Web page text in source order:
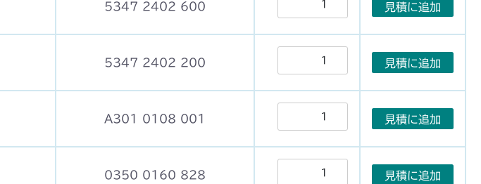
5347 2402 600 見積に追加
5347 2402 200 見積に追加
A301 0108 001 見積に追加
0350 0160 828 見積に追加